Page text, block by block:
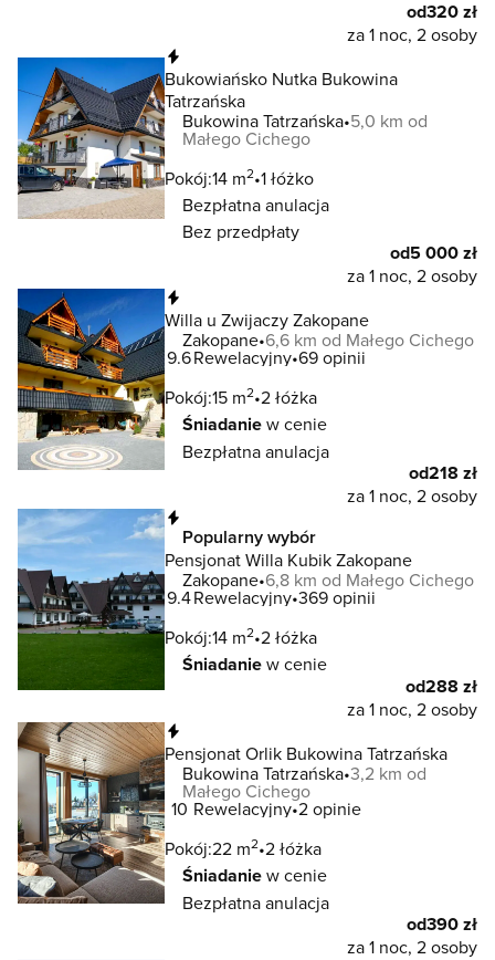
od320 zł
za 1 noc, 2 osoby
Bukowiańsko Nutka Bukowina
Tatrzańska
Bukowina Tatrzańska 5,0 km od
Małego Cichego
Pokój:14 m2 1 łóżko
Bezpłatna anulacja
Bez przedpłaty
od5 000 zł
za 1 noc, 2 osoby
Willa u Zwijaczy Zakopane
Zakopane 6,6 km od Małego Cichego
9.6Rewelacyjny 69 opinii
Pokój:15 m2 2 łóżka
Śniadaniew cenie
Bezpłatna anulacja
od218 zł
za 1 noc, 2 osoby
Popularny wybór
Pensjonat Willa Kubik Zakopane
Zakopane 6,8 km od Małego Cichego
9.4Rewelacyjny 369 opinii
Pokój:14 m2 2 łóżka
Śniadaniew cenie
od288 zł
za 1 noc, 2 osoby
Pensjonat Orlik Bukowina Tatrzańska
Bukowina Tatrzańska 3,2 km od
Małego Cichego
10 Rewelacyjny 2 opinie
Pokój:22 m2 2 łóżka
Śniadaniew cenie
Bezpłatna anulacja
od390 zł
za 1 noc, 2 osoby